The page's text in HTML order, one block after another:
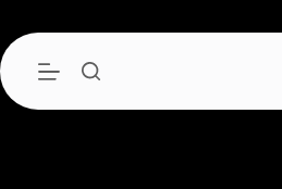
περιεχόμενο